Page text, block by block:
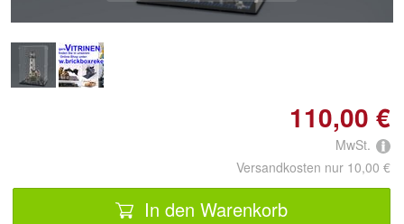
110,00 €
MwSt.
Versandkosten nur 10,00 €
In den Warenkorb